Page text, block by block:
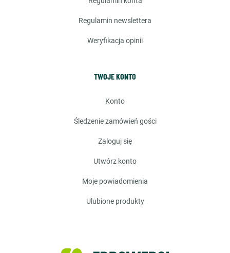
regulamin newslettera
weryfikacja opinii
TWOJE KONTO
konto
śledzenie zamówień gości
zaloguj się
utwórz konto
moje powiadomienia
ulubione produkty